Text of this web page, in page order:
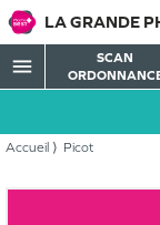
LA GRANDE
menu
SCAN
Accueil Picot